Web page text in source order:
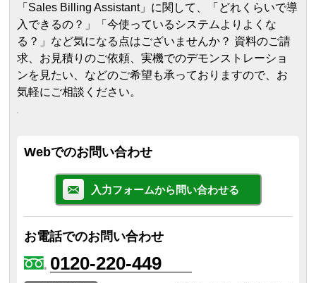
「Sales Billing Assistant」に関して、「どれくらいで導
入できるの？」「今使っているシステムよりよくな
る？」など気になる点はございませんか？ 資料のご請
求、お見積りのご依頼、実機でのデモンストレーショ
ンを見たい、などのご希望も承っておりますので、お
気軽にご相談ください。
Webでのお問い合わせ
入力フォームから問い合わせる
お電話でのお問い合わせ
0120-220-449